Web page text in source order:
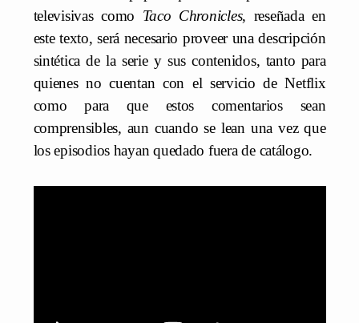
televisivas como Taco Chronicles, reseñada en
este texto, será necesario proveer una descripción
sintética de la serie y sus contenidos, tanto para
quienes no cuentan con el servicio de Netflix
como para que estos comentarios sean
comprensibles, aun cuando se lean una vez que
los episodios hayan quedado fuera de catálogo.